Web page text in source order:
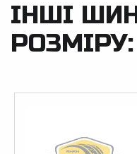
ІНШІ
РОЗМІРУ: